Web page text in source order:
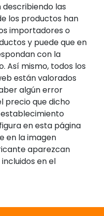
las
los productos han
importadores o
y puede que en
con la
Así mismo, todos los
están valorados
algún error
precio que dicho
en esta página
en la imagen
aparezcan
en el